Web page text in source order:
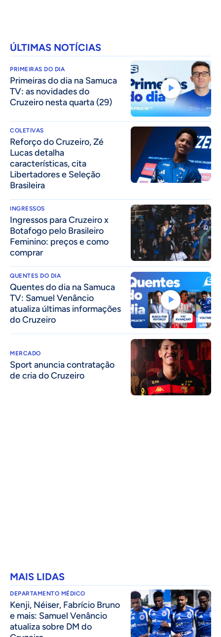
ÚLTIMAS NOTÍCIAS
PRIMEIRAS DO DIA
Primeiras do dia na Samuca
TV: as novidades do
Cruzeiro nesta quarta (29)
COLETIVAS
⁠Reforço do Cruzeiro, Zé
Lucas detalha
características, cita
Libertadores e Seleção
Brasileira
INGRESSOS
Ingressos para Cruzeiro x
Botafogo pelo Brasileiro
Feminino: preços e como
comprar
QUENTES DO DIA
Quentes do dia na Samuca
TV: Samuel Venâncio
atualiza últimas informações
do Cruzeiro
MERCADO
Sport anuncia contratação
de cria do Cruzeiro
MAIS LIDAS
DEPARTAMENTO MÉDICO
Kenji, Néiser, Fabrício Bruno
e mais: Samuel Venâncio
atualiza sobre DM do